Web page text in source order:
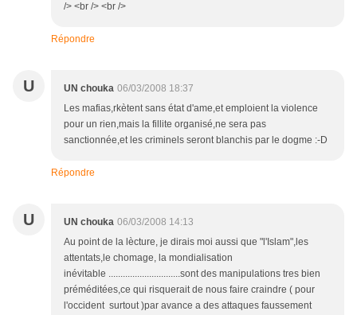
/> <br /> <br />
Répondre
U UN chouka 06/03/2008 18:37
Les mafias,rkètent sans état d'ame,et emploient la violence
pour un rien,mais la fillite organisé,ne sera pas
sanctionnée,et les criminels seront blanchis par le dogme :-D
Répondre
U UN chouka 06/03/2008 14:13
Au point de la lècture, je dirais moi aussi que "l'Islam",les
attentats,le chomage, la mondialisation
inévitable ..............................sont des manipulations tres bien
préméditées,ce qui risquerait de nous faire craindre ( pour
l'occident surtout )par avance a des attaques faussement